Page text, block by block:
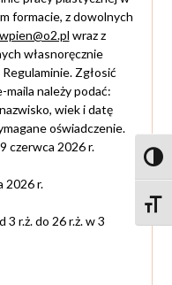
formacie, z dowolnych
wraz z
własnoręcznie
Zgłosić
należy podać:
wiek i datę
oświadczenie.
czerwca 2026 r.
2026 r.
3 r.ż. do 26 r.ż. w 3